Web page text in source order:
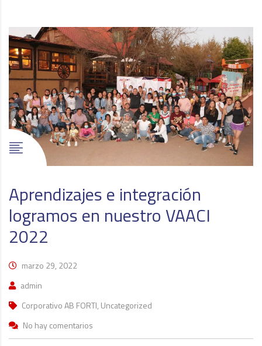
Aprendizajes e integración
logramos en nuestro VAACI
2022
marzo 29, 2022
admin
Corporativo AB FORTI, Uncategorized
No hay comentarios